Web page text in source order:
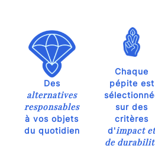
Des
alternatives
responsables
à vos objets
du quotidien
Chaque
pépite est
sur des
critères
d'impact et
de